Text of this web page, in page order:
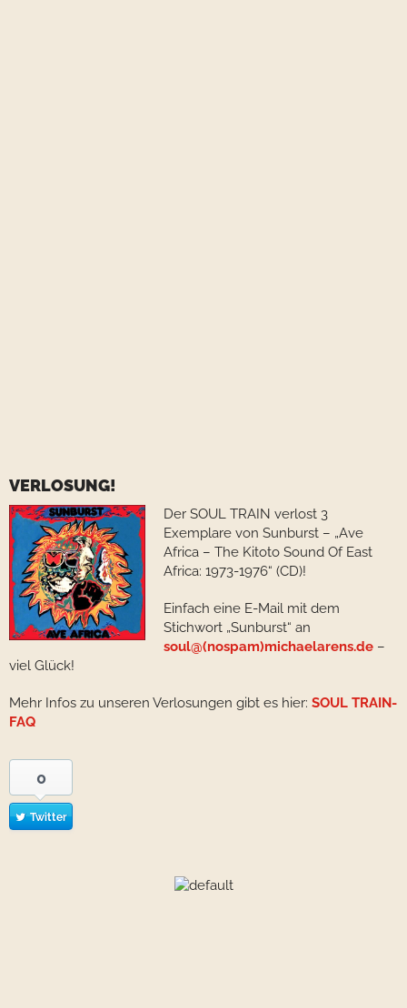
VERLOSUNG!
Der SOUL TRAIN verlost 3
Exemplare von Sunburst – „Ave
Africa – The Kitoto Sound Of East
Africa: 1973-1976“ (CD)!
Einfach eine E-Mail mit dem
Stichwort „Sunburst“ an
soul@(nospam)michaelarens.de –
viel Glück!
Mehr Infos zu unseren Verlosungen gibt es hier: SOUL TRAIN-
FAQ
0
Twitter